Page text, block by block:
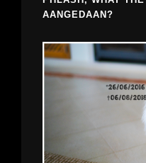
AANGEDAAN?